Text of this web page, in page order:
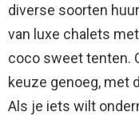
diverse soorten
van luxe chalets
coco sweet tenten.
keuze genoeg, met
Als je iets wilt